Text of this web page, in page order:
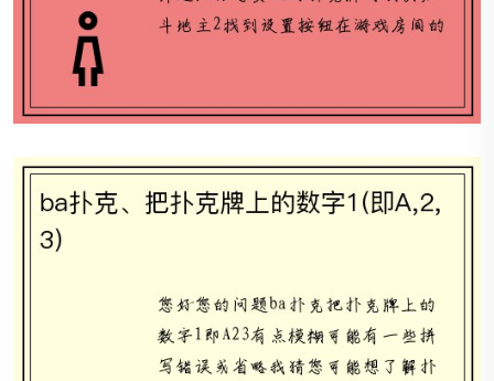
ba扑克、把扑克牌上的数字1(即A,2,3)